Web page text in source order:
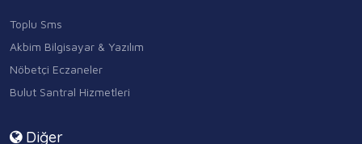
Toplu Sms
Akbim Bilgisayar & Yazılım
Nöbetçi Eczaneler
Bulut Santral Hizmetleri
Diğer